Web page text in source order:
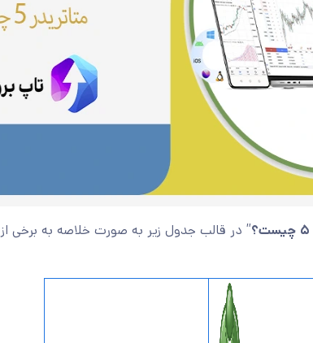
” در قالب جدول زیر به صورت خلاصه به برخی